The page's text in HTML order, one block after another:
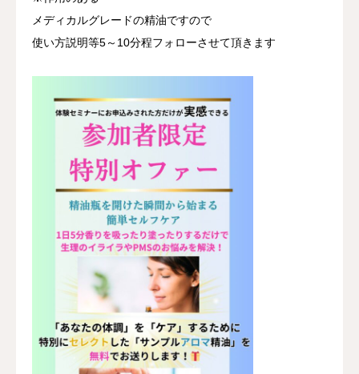
メディカルグレードの精油ですので
使い方説明等5～10分程フォローさせて頂きます